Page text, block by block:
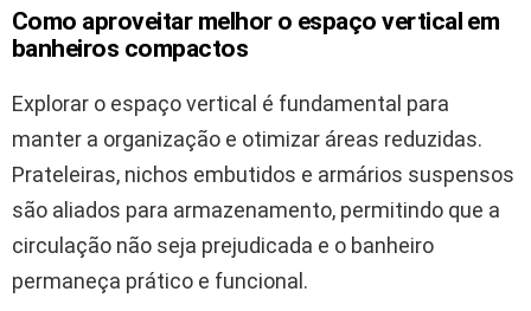
Como aproveitar melhor o espaço vertical em
banheiros compactos
Explorar o espaço vertical é fundamental para
manter a organização e otimizar áreas reduzidas.
Prateleiras, nichos embutidos e armários suspensos
são aliados para armazenamento, permitindo que a
circulação não seja prejudicada e o banheiro
permaneça prático e funcional.